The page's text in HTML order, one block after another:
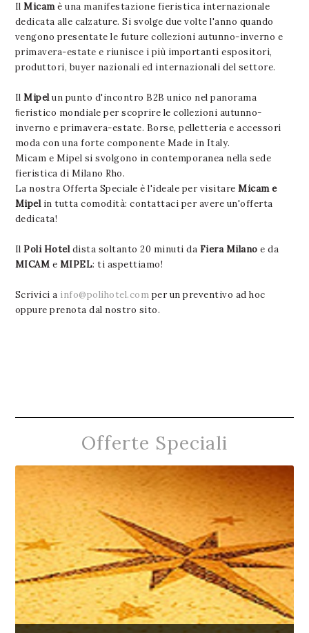
IlMicamè una manifestazione fieristica internazionale
dedicata alle calzature. Si svolge due volte l'anno quando
vengono presentate le future collezioni autunno-inverno e
primavera-estate e riunisce i più importanti espositori,
produttori, buyer nazionali ed internazionali del settore.
IlMipelun punto d'incontro B2B unico nel panorama
ﬁeristico mondiale per scoprire le collezioni autunno-
inverno e primavera-estate. Borse, pelletteria e accessori
moda con una forte componente Made in Italy.
Micam e Mipel si svolgono in contemporanea nella sede
fieristica di Milano Rho.
La nostra Offerta Speciale è l'ideale per visitareMicam e
Mipelin tutta comodità: contattaci per avere un'offerta
dedicata!
IlPoli Hoteldista soltanto 20 minuti da Fiera Milano e da
MICAM e MIPEL: ti aspettiamo!
Scrivici a info@polihotel.com per un preventivo ad hoc
oppure prenota dal nostro sito.
Offerte Speciali